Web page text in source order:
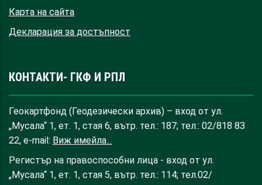
Карта на сайта
Декларация за достъпност
КОНТАКТИ- ГКФ И РПЛ
Геокартфонд (Геодезически архив) – вход от ул.
„Мусала“ 1, ет. 1, стая 6, вътр. тел.: 187; тел.: 02/818 83
22, e-mail: Виж имейла...
Регистър на правоспособни лица - вход от ул.
„Мусала“ 1, ет. 1, стая 5, вътр. тел.: 114; тел.02/